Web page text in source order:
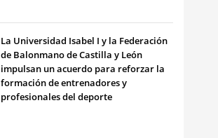
La Universidad Isabel I y la Federación
de Balonmano de Castilla y León
impulsan un acuerdo para reforzar la
formación de entrenadores y
profesionales del deporte